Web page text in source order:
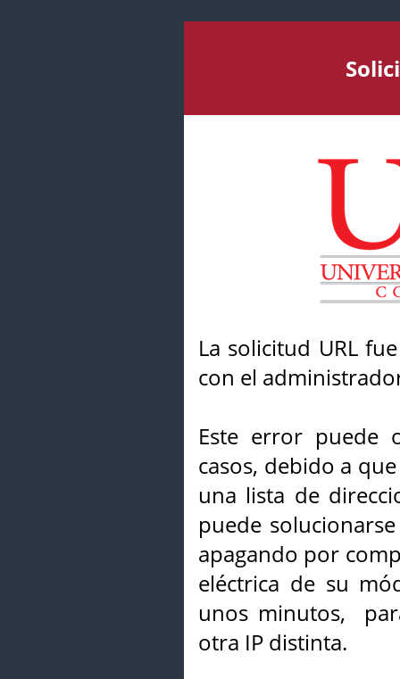
La solicitud URL
con el
Este error puede
casos, debido a
una lista de
puede
apagando por
eléctrica de su
unos minutos,
otra IP distinta.